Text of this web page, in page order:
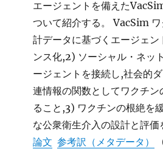
エージェントを備えた
ついて紹介する。 VacSim
計データに基づくエージェン
ンス化,2) ソーシャル・ネッ
ージェントを接続し,社会的
連情報の関数としてワクチ
ること,3) ワクチンの根絶を
な公衆衛生介入の設計と評価
論文 参考訳（メタデータ）